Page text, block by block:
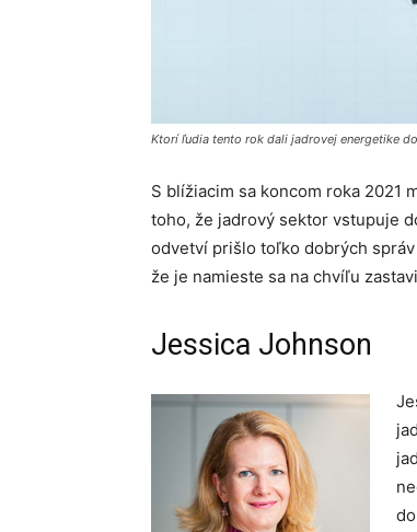
Ktorí ľudia tento rok dali jadrovej energetike
S blížiacim sa koncom roka
toho, že jadrový sektor vstupuje
odvetví prišlo toľko dobrých
že je namieste sa na chvíľu
Jessica Johnson